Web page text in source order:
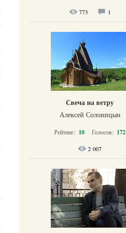
773 1
Свеча на ветру
Алексей Солоницын
Рейтинг: 10 Голосов: 172
2 007